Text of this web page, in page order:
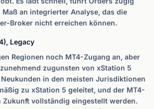
an integrierter Analyse, das die
Broker nicht erreichen können.
Legacy
Regionen noch MT4-Zugang an, aber
zugunsten von xStation 5
in den meisten Jurisdiktionen
zu xStation 5 geleitet, und der MT4-
Zukunft vollständig eingestellt werden.